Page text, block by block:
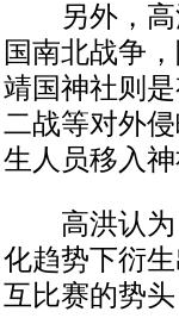
另外，高
国南北战争
靖国神社则
二战等对外
生人员移入
高洪认为
化趋势下衍
互比赛的势头